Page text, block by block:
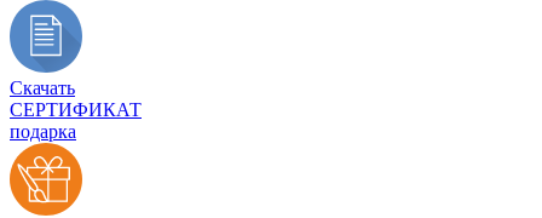
Скачать
СЕРТИФИКАТ
подарка